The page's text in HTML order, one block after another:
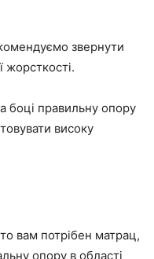
звернути
жорсткості.
боці правильну опору
високу
вам потрібен матрац,
опору в області